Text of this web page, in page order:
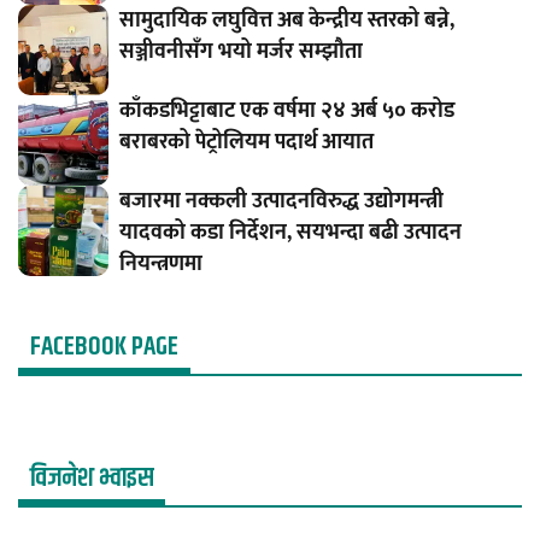
सामुदायिक लघुवित्त अब केन्द्रीय स्तरको बन्ने,
सञ्जीवनीसँग भयो मर्जर सम्झौता
काँकडभिट्टाबाट एक वर्षमा २४ अर्ब ५० करोड
बराबरको पेट्रोलियम पदार्थ आयात
बजारमा नक्कली उत्पादनविरुद्ध उद्योगमन्त्री
यादवको कडा निर्देशन, सयभन्दा बढी उत्पादन
नियन्त्रणमा
FACEBOOK PAGE
विजनेश भ्वाइस